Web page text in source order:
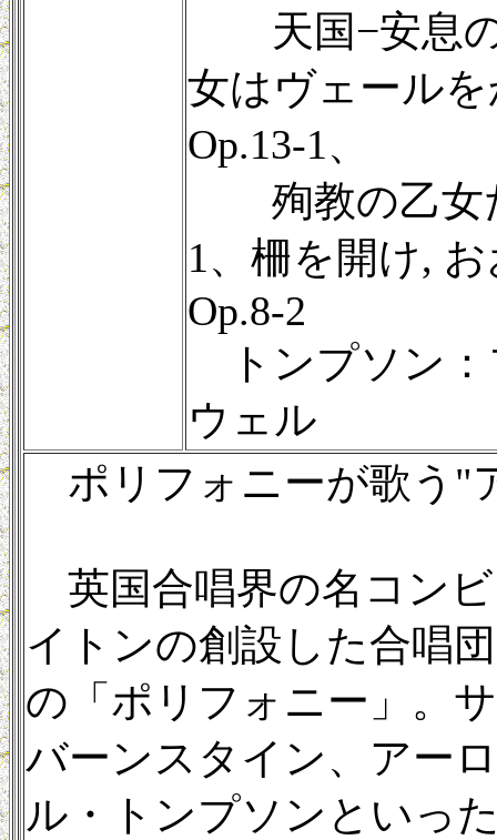
天国−安息の
女はヴェール
Op.13-1、
殉教の乙女
1、柵を開け,
Op.8-2
トンプソン：
ウェル
ポリフォニーが歌う"
英国合唱界の名コン
イトンの創設した合唱
の「ポリフォニー」。
バーンスタイン、アー
ル・トンプソンといっ